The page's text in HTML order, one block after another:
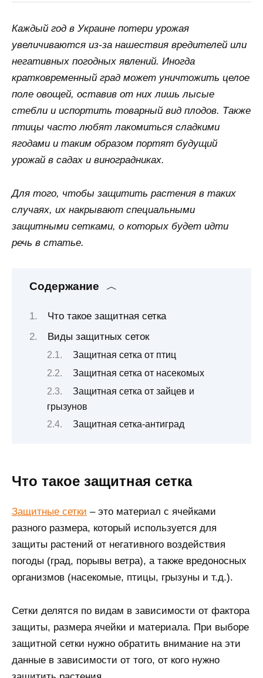
Каждый год в Украине потери урожая
увеличиваются из-за нашествия вредителей или
негативных погодных явлений. Иногда
кратковременный град может уничтожить целое
поле овощей, оставив от них лишь лысые
стебли и испортить товарный вид плодов. Также
птицы часто любят лакомиться сладкими
ягодами и таким образом портят будущий
урожай в садах и виноградниках.
Для того, чтобы защитить растения в таких
случаях, их накрывают специальными
защитными сетками, о которых будет идти
речь в статье.
Содержание
Что такое защитная сетка
Виды защитных сеток
Защитная сетка от птиц
Защитная сетка от насекомых
Защитная сетка от зайцев и
грызунов
Защитная сетка-антиград
Что такое защитная сетка
Защитные сетки – это материал с ячейками
разного размера, который используется для
защиты растений от негативного воздействия
погоды (град, порывы ветра), а также вредоносных
организмов (насекомые, птицы, грызуны и т.д.).
Сетки делятся по видам в зависимости от фактора
защиты, размера ячейки и материала. При выборе
защитной сетки нужно обратить внимание на эти
данные в зависимости от того, от кого нужно